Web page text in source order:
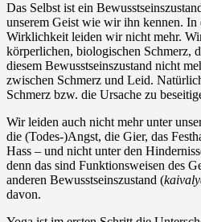
Das Selbst ist ein
unserem Geist wie wir ihn kennen. In
Wirklichkeit leiden wir nicht mehr.
körperlichen, biologischen Schmerz,
diesem Bewusstseinszustand nicht
zwischen Schmerz und Leid.
Schmerz bzw. die Ursache zu
Wir leiden auch nicht mehr unter
die (Todes-)Angst, die Gier, das
Hass – und nicht unter den
denn das sind Funktionsweisen des
anderen Bewusstseinszustand (
davon.